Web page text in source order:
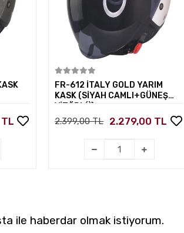
FR-612 İTALY GOLD YARIM
KASK (SİYAH CAMLI+GÜNEŞ
VİZÖRLÜ)
2.399,00 TL 2.279,00 TL
ile haberdar olmak istiyorum.